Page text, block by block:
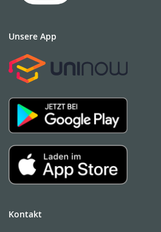
Unsere App
Kontakt